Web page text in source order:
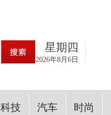
星期四
2026年8月6日
科技 汽车 时尚